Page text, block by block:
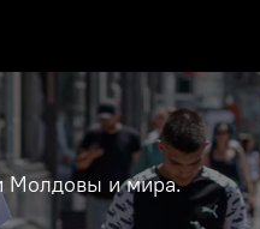
Молдовы и мира.